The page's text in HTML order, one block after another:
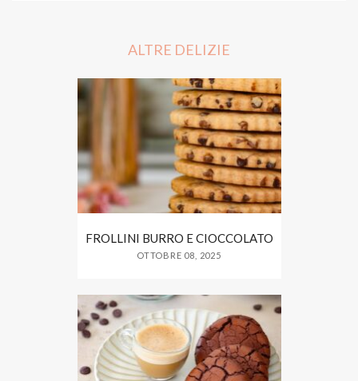
ALTRE DELIZIE
FROLLINI BURRO E CIOCCOLATO
OTTOBRE 08, 2025